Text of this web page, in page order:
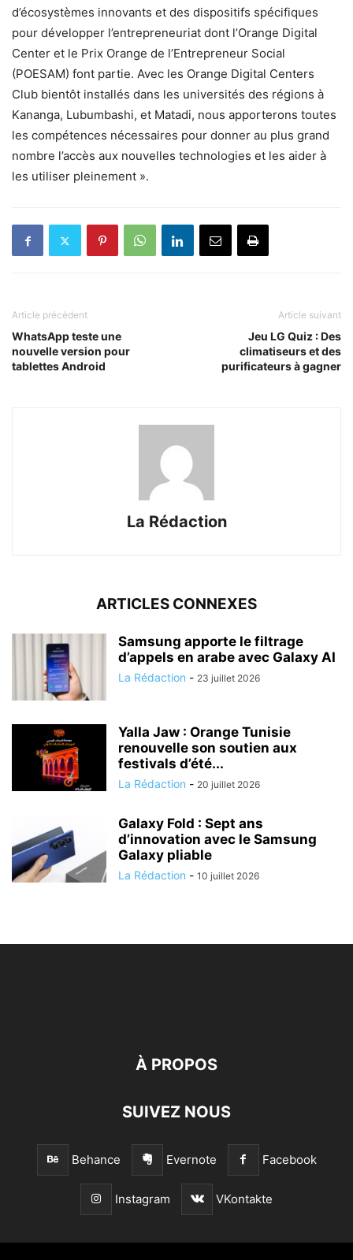
d’écosystèmes innovants et des dispositifs spécifiques
pour développer l’entrepreneuriat dont l’Orange Digital
Center et le Prix Orange de l’Entrepreneur Social
(POESAM) font partie. Avec les Orange Digital Centers
Club bientôt installés dans les universités des régions à
Kananga, Lubumbashi, et Matadi, nous apporterons toutes
les compétences nécessaires pour donner au plus grand
nombre l’accès aux nouvelles technologies et les aider à
les utiliser pleinement ».
Article précédent
WhatsApp teste une
nouvelle version pour
tablettes Android
Article suivant
Jeu LG Quiz : Des
climatiseurs et des
purificateurs à gagner
La Rédaction
ARTICLES CONNEXES
Samsung apporte le filtrage
d’appels en arabe avec Galaxy AI
La Rédaction - 23 juillet 2026
Yalla Jaw : Orange Tunisie
renouvelle son soutien aux
festivals d’été...
La Rédaction - 20 juillet 2026
Galaxy Fold : Sept ans
d’innovation avec le Samsung
Galaxy pliable
La Rédaction - 10 juillet 2026
À PROPOS
SUIVEZ NOUS
Behance Evernote Facebook
Instagram VKontakte